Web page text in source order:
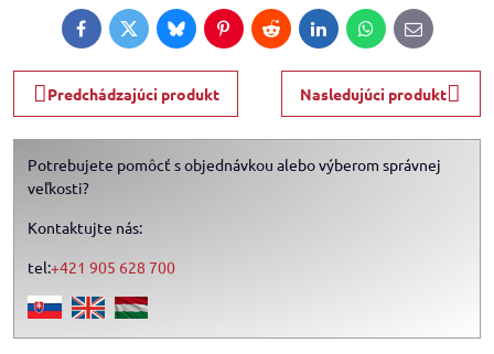
FacebookTwitterBlueskyPinterestRedditLinkedInWhatsApp
E-
mail
Predchádzajúci produkt Nasledujúci produkt
Potrebujete pomôcť s objednávkou alebo výberom správnej
veľkosti?
Kontaktujte nás:
tel:+421 905 628 700